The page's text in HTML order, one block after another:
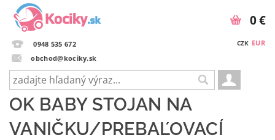
0948 535 672
obchod@kociky.sk
CZK EUR
0 €
OK BABY STOJAN NA
VANIČKU/PREBAĽOVACÍ